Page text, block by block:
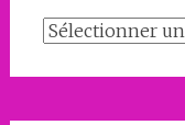
Catégories